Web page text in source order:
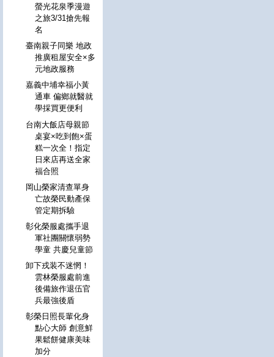
螢光花泉季漫遊
之旅3/31搶先報
名
臺南親子同樂 地政
推廣租屋安全×多
元地政服務
嘉義中埔幸福小黃
通車 偏鄉就醫就
學採買更便利
台南大飯店母親節
桌宴×吃到飽×蛋
糕一次全！指定
日來店再送全家
福合照
岡山榮家清查單身
亡故榮民動產保
管定期拆驗
彰化榮服處攜手退
軍社團關懷弱勢
學童 共慶兒童節
卸下戎装不迷惘！
雲林榮服處前進
後備旅作退伍官
兵最強後盾
彰榮日照長輩化身
點心大師 創意鮮
果鬆餅健康美味
加分